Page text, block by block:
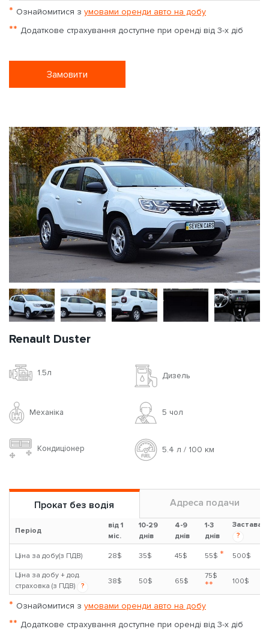
* Ознайомитися з умовами оренди авто на добу
** Додаткове страхування доступне при оренді від 3-х діб
Замовити
Renault Duster
1.5л Дизель
Механіка 5 чoл
Кондиціонер 5.4 л / 100 км
Прокат без водія Адреса подачи
Період
від 1
міс.
10-29
днів
4-9
днів
1-3
днів
Застава
?
Ціна за добу(з ПДВ) 28$ 35$ 45$ 55$ * 500$
Ціна за добу + дод.
страховка (з ПДВ)
?
38$ 50$ 65$
75$
** 100$
* Ознайомитися з умовами оренди авто на добу
** Додаткове страхування доступне при оренді від 3-х діб